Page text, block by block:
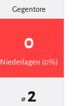
Gegentore
0
Niederlagen (0%)
⌀ 2